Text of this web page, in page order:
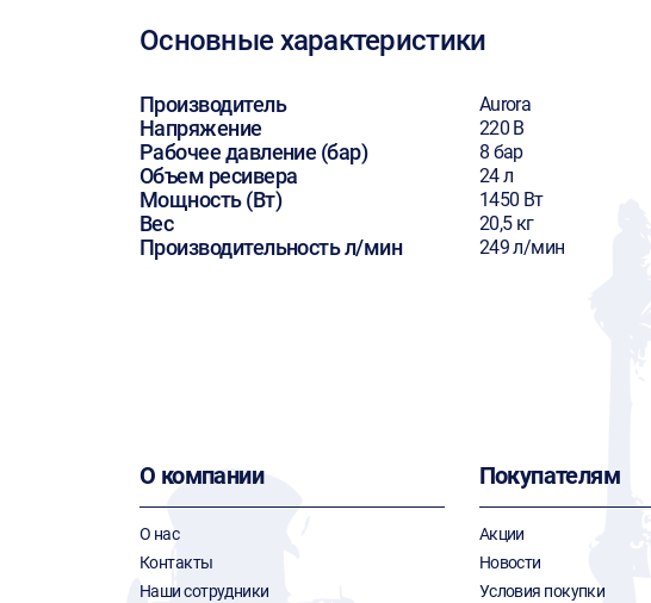
Основные характеристики
Производитель Aurora
Напряжение 220 В
Рабочее давление (бар) 8 бар
Объем ресивера 24 л
Мощность (Вт) 1450 Вт
Вес 20,5 кг
Производительность л/мин 249 л/мин
О компании
О нас
Контакты
Наши сотрудники
Покупателям
Акции
Новости
Условия покупки